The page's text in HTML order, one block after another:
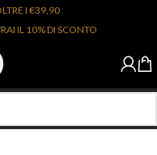
I €39,90
IL 10% DI SCONTO